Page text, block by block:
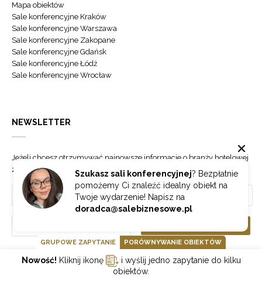
Szukasz sali konferencyjnej? Bezpłatnie
pomożemy Ci znaleźć idealny obiekt na
Twoje wydarzenie! Napisz na
doradca@salebiznesowe.pl
Mapa obiektów
Sale konferencyjne Kraków
Sale konferencyjne Warszawa
Sale konferencyjne Zakopane
Sale konferencyjne Gdańsk
Sale konferencyjne Łódź
Sale konferencyjne Wrocław
NEWSLETTER
Jeżeli chcesz otrzymywać najnowsze informacje o branży hotelowej
zapisz się do naszego newslettera.
GOONLINE.PL SPÓŁKA Z OGRANICZONĄ ODPOWIEDZIALNOŚCIĄ SP.K.
GRUPOWE ZAPYTANIE PORÓWNYWANIE OBIEKTÓW
Nowość! Kliknij ikonę
i wyślij jedno zapytanie do kilku
obiektów.